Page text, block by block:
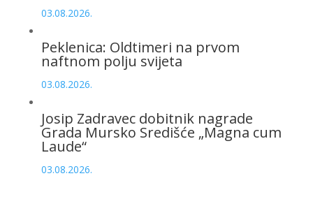
03.08.2026.
Peklenica: Oldtimeri na prvom
naftnom polju svijeta
03.08.2026.
Josip Zadravec dobitnik nagrade
Grada Mursko Središće „Magna cum
Laude“
03.08.2026.